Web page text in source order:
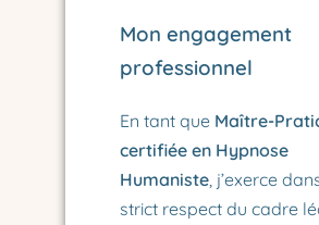
Mon engagement
professionnel
En tant que Maître-
certifiée en Hypnose
Humaniste, j’exerce
strict respect du cadre